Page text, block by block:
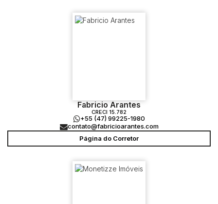
Fabricio Arantes
CRECI 15.782
+55 (47) 99225-1980
contato@fabricioarantes.com
Página do Corretor